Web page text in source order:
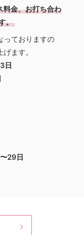
料金、お打ち合わ
。
っておりますの
ます。
日
29日